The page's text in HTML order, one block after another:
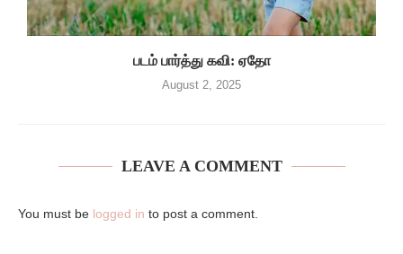
படம் பார்த்து கவி: ஏதோ
August 2, 2025
LEAVE A COMMENT
You must be logged in to post a comment.